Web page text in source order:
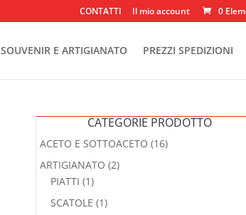
CONTATTI Il mio account 0
SOUVENIR E ARTIGIANATO PREZZI SPEDIZIONI
CATEGORIE PRODOTTO
ACETO E SOTTOACETO (16)
ARTIGIANATO (2)
PIATTI (1)
SCATOLE (1)